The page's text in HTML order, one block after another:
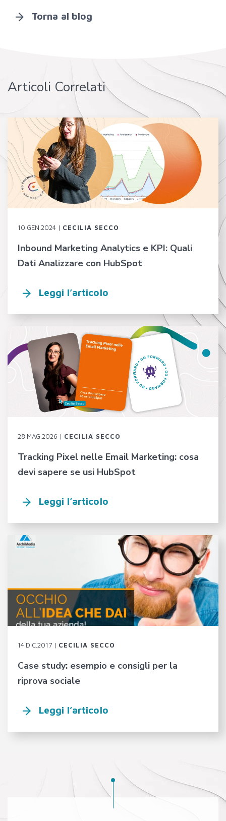
Torna al blog
Articoli Correlati
10.GEN.2024 | CECILIA SECCO
Inbound Marketing Analytics e KPI: Quali
Dati Analizzare con HubSpot
Leggi l’articolo
28.MAG.2026 | CECILIA SECCO
Tracking Pixel nelle Email Marketing: cosa
devi sapere se usi HubSpot
Leggi l’articolo
14.DIC.2017 | CECILIA SECCO
Case study: esempio e consigli per la
riprova sociale
Leggi l’articolo